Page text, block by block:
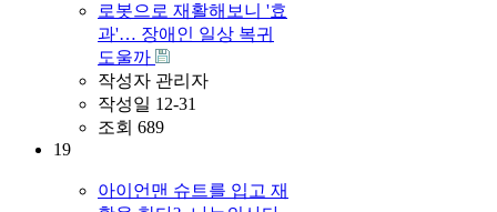
로봇으로 재활해보니 '효
과'… 장애인 일상 복귀
도울까
작성자 관리자
작성일 12-31
조회 689
19
아이언맨 슈트를 입고 재